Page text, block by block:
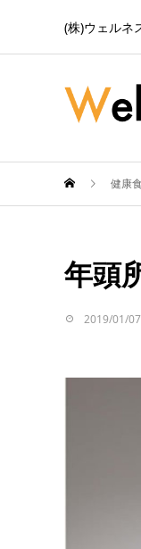
(株)ウェルネ
健康
年頭
2019/01/07